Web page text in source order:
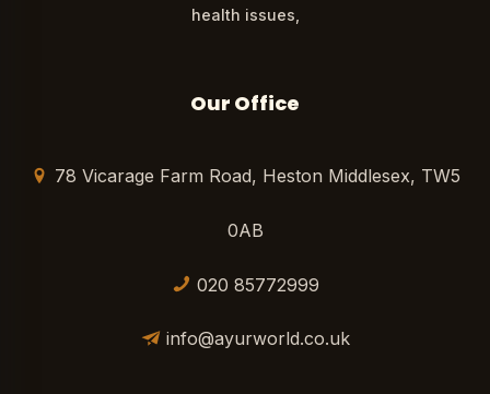
health issues,
Our Office
78 Vicarage Farm Road, Heston Middlesex, TW5
0AB
020 85772999
info@ayurworld.co.uk